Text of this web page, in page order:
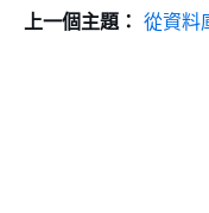
上一個主題： 從資料